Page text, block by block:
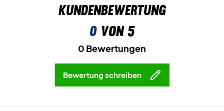
Kundenbewertung
0von 5
0 Bewertungen
Bewertung schreiben